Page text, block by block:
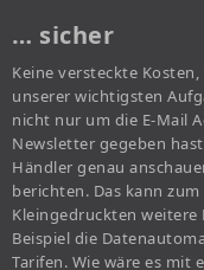
… sicher
Keine versteckte
unserer wichtigsten
nicht nur um die E-Mail
Newsletter gegeben
Händler genau
berichten. Das kann
Kleingedruckten
Beispiel die
Tarifen. Wie wäre es mit